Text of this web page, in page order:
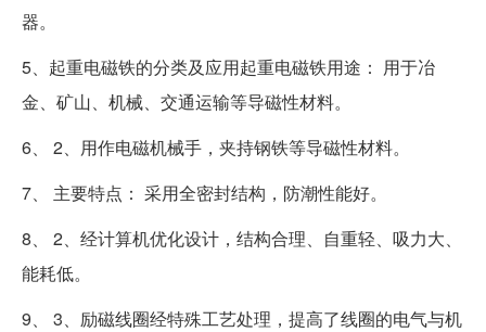
器。
5、起重电磁铁的分类及应用起重电磁铁用途： 用于冶
金、矿山、机械、交通运输等导磁性材料。
6、 2、用作电磁机械手，夹持钢铁等导磁性材料。
7、 主要特点： 采用全密封结构，防潮性能好。
8、 2、经计算机优化设计，结构合理、自重轻、吸力大、
能耗低。
9、 3、励磁线圈经特殊工艺处理，提高了线圈的电气与机